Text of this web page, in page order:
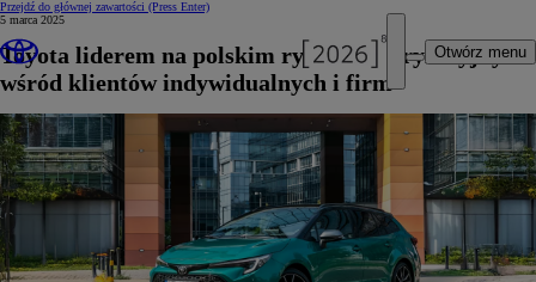
Przejdź do głównej zawartości (Press Enter)
Otwórz menu
5 marca 2025
Toyota liderem na polskim rynku motoryzacyjnym
wśród klientów indywidualnych i firm